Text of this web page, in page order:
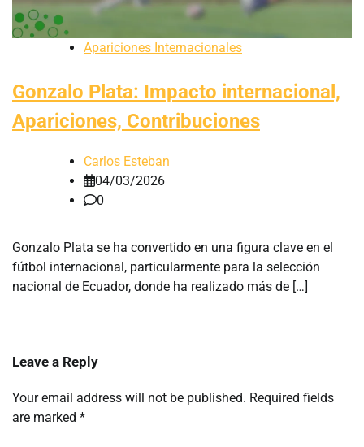
Apariciones Internacionales
Gonzalo Plata: Impacto internacional,
Apariciones, Contribuciones
Carlos Esteban
04/03/2026
0
Gonzalo Plata se ha convertido en una figura clave en el
fútbol internacional, particularmente para la selección
nacional de Ecuador, donde ha realizado más de […]
Leave a Reply
Your email address will not be published. Required fields
are marked *